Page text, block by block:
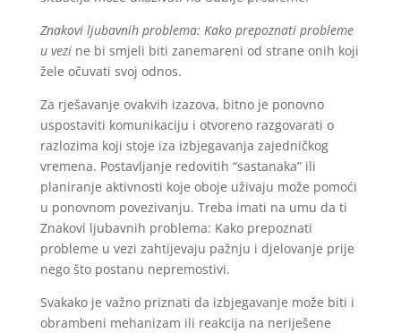
Znakovi ljubavnih problema: Kako prepoznati probleme
u vezine bi smjeli biti zanemareni od strane onih koji
žele očuvati svoj odnos.
Za rješavanje ovakvih izazova, bitno je ponovno
uspostaviti komunikaciju i otvoreno razgovarati o
razlozima koji stoje iza izbjegavanja zajedničkog
vremena. Postavljanje redovitih “sastanaka” ili
planiranje aktivnosti koje oboje uživaju može pomoći
u ponovnom povezivanju. Treba imati na umu da ti
Znakovi ljubavnih problema: Kako prepoznati
probleme u vezi zahtijevaju pažnju i djelovanje prije
nego što postanu nepremostivi.
Svakako je važno priznati da izbjegavanje može biti i
obrambeni mehanizam ili reakcija na neriješene